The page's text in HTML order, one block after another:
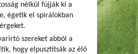
nélkül fújják ki a
égetik el spirálokban
szereket abból a
hogy elpusztítsák az élő